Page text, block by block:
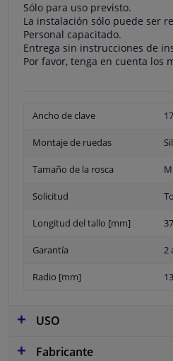
Sólo para uso previsto.
La instalación sólo puede ser
Personal capacitado.
Entrega sin instrucciones de
Por favor, tenga en cuenta los
Ancho de clave 17
Montaje de ruedas
Tamaño de la rosca
Solicitud
Longitud del tallo [mm] 37
Garantía 2
Radio [mm] 13
USO
Fabricante